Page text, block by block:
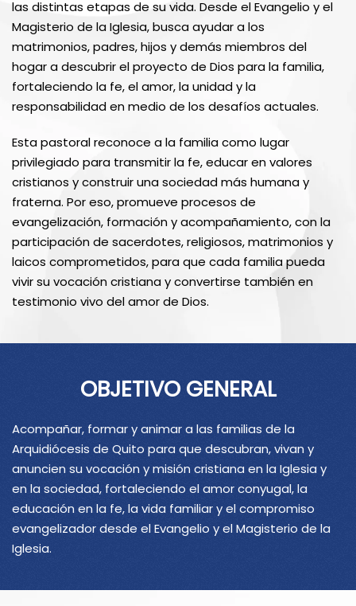
las distintas etapas de su vida. Desde el Evangelio y el
Magisterio de la Iglesia, busca ayudar a los
matrimonios, padres, hijos y demás miembros del
hogar a descubrir el proyecto de Dios para la familia,
fortaleciendo la fe, el amor, la unidad y la
responsabilidad en medio de los desafíos actuales.
Esta pastoral reconoce a la familia como lugar
privilegiado para transmitir la fe, educar en valores
cristianos y construir una sociedad más humana y
fraterna. Por eso, promueve procesos de
evangelización, formación y acompañamiento, con la
participación de sacerdotes, religiosos, matrimonios y
laicos comprometidos, para que cada familia pueda
vivir su vocación cristiana y convertirse también en
testimonio vivo del amor de Dios.
OBJETIVO GENERAL
Acompañar, formar y animar a las familias de la
Arquidiócesis de Quito para que descubran, vivan y
anuncien su vocación y misión cristiana en la Iglesia y
en la sociedad, fortaleciendo el amor conyugal, la
educación en la fe, la vida familiar y el compromiso
evangelizador desde el Evangelio y el Magisterio de la
Iglesia.